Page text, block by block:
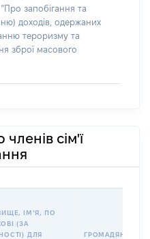
запобігання та
доходів, одержаних
тероризму та
зброї масового
сім'ї
ІМʼЯ, ПО
(ЗА
ДЛЯ
ГРОМАДЯНСТВО